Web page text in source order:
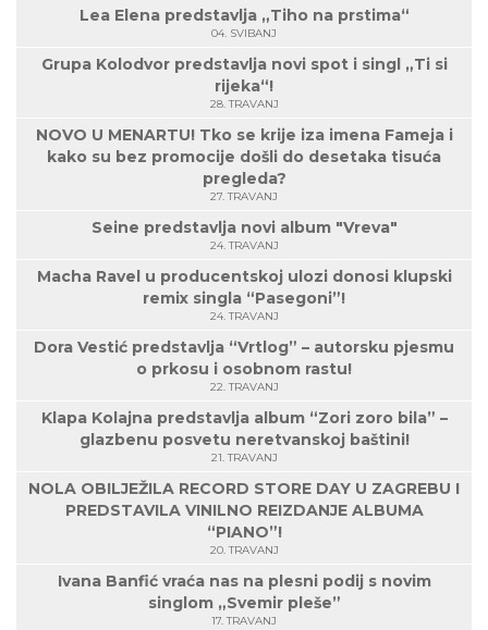
Lea Elena predstavlja „Tiho na prstima“
04. SVIBANJ
Grupa Kolodvor predstavlja novi spot i singl „Ti si
rijeka“!
28. TRAVANJ
NOVO U MENARTU! Tko se krije iza imena Fameja i
kako su bez promocije došli do desetaka tisuća
pregleda?
27. TRAVANJ
Seine predstavlja novi album "Vreva"
24. TRAVANJ
Macha Ravel u producentskoj ulozi donosi klupski
remix singla “Pasegoni”!
24. TRAVANJ
Dora Vestić predstavlja “Vrtlog” – autorsku pjesmu
o prkosu i osobnom rastu!
22. TRAVANJ
Klapa Kolajna predstavlja album “Zori zoro bila” –
glazbenu posvetu neretvanskoj baštini!
21. TRAVANJ
NOLA OBILJEŽILA RECORD STORE DAY U ZAGREBU I
PREDSTAVILA VINILNO REIZDANJE ALBUMA
“PIANO”!
20. TRAVANJ
Ivana Banfić vraća nas na plesni podij s novim
singlom „Svemir pleše”
17. TRAVANJ